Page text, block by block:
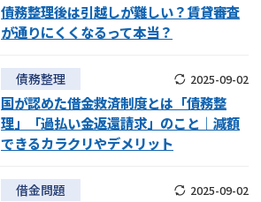
債務整理後は引越しが難しい？賃貸審査
が通りにくくなるって本当？
債務整理 2025-09-02
国が認めた借金救済制度とは「債務整
理」「過払い金返還請求」のこと｜減額
できるカラクリやデメリット
借金問題 2025-09-02